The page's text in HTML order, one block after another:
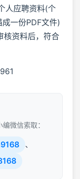
人应聘资料(个
一份PDF文件)
资料后，符合
微信索取：
、